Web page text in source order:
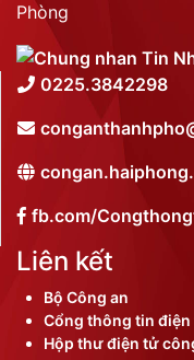
Phòng
0225.3842298
fb.com/
Liên kết
Bộ Công an
Cổng thông tin
Hộp thư điện tử